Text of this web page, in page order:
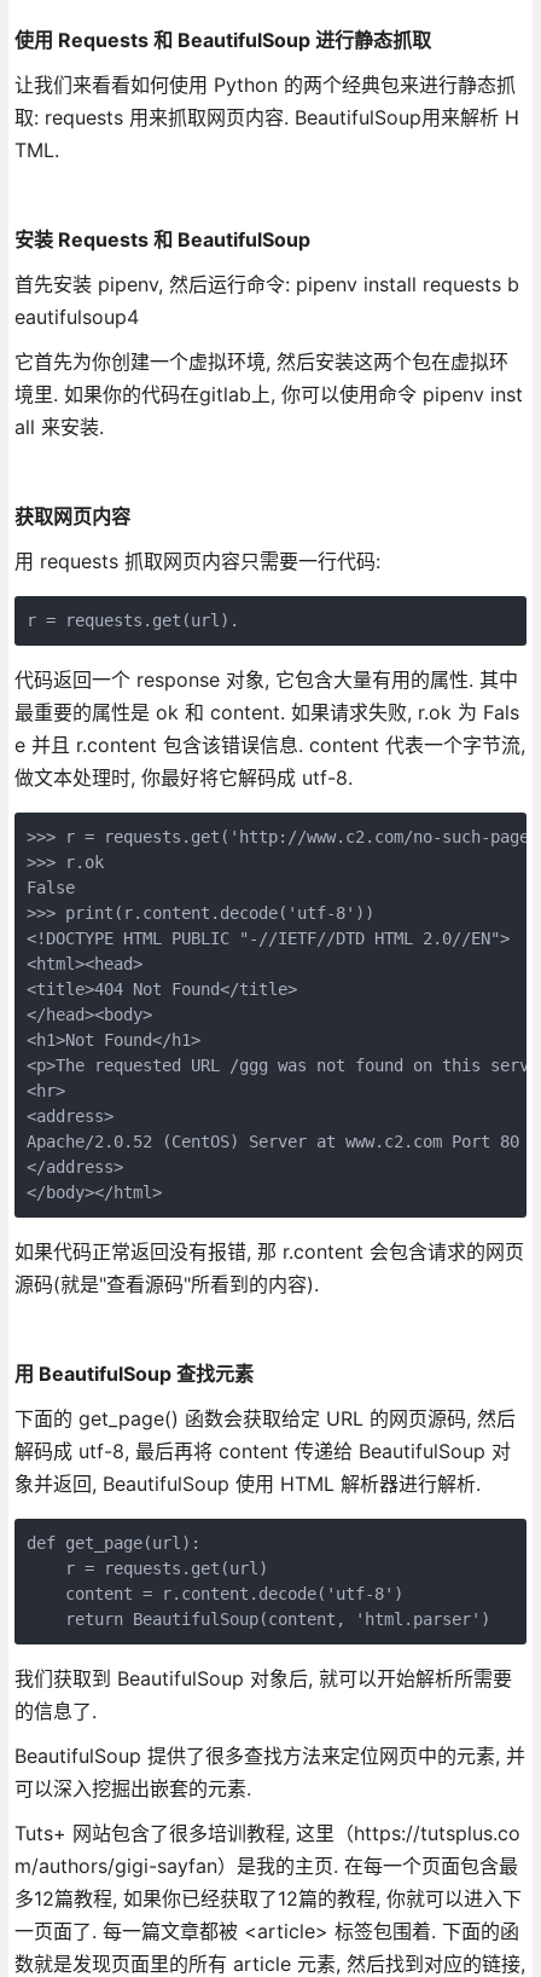
使用 Requests 和 BeautifulSoup 进行静态抓取
让我们来看看如何使用 Python 的两个经典包来进行静态抓
取: requests 用来抓取网页内容. BeautifulSoup用来解析 H
TML.
安装 Requests 和 BeautifulSoup
首先安装 pipenv, 然后运行命令: pipenv install requests b
eautifulsoup4
它首先为你创建一个虚拟环境, 然后安装这两个包在虚拟环
境里. 如果你的代码在gitlab上, 你可以使用命令 pipenv inst
all 来安装.
获取网页内容
用 requests 抓取网页内容只需要一行代码:
r = requests.get(url).
代码返回一个 response 对象, 它包含大量有用的属性. 其中
最重要的属性是 ok 和 content. 如果请求失败, r.ok 为 Fals
e 并且 r.content 包含该错误信息. content 代表一个字节流,
做文本处理时, 你最好将它解码成 utf-8.
>>> r = requests.get('http://www.c2.com/no-such-
>>> r.ok
False
>>> print(r.content.decode('utf-8'))
<!DOCTYPE HTML PUBLIC "-//IETF//DTD HTML 2.0//EN">
<html><head>
<title>404 Not Found</title>
</head><body>
<h1>Not Found</h1>
<p>The requested URL /ggg was not found on this
<hr>
<address>
Apache/2.0.52 (CentOS) Server at www.c2.com Port 80
</address>
</body></html>
如果代码正常返回没有报错, 那 r.content 会包含请求的网页
源码(就是"查看源码"所看到的内容).
用 BeautifulSoup 查找元素
下面的 get_page() 函数会获取给定 URL 的网页源码, 然后
解码成 utf-8, 最后再将 content 传递给 BeautifulSoup 对
象并返回, BeautifulSoup 使用 HTML 解析器进行解析.
def get_page(url):
    r = requests.get(url)
    content = r.content.decode('utf-8')
    return BeautifulSoup(content, 'html.parser')
我们获取到 BeautifulSoup 对象后, 就可以开始解析所需要
的信息了.
BeautifulSoup 提供了很多查找方法来定位网页中的元素, 并
可以深入挖掘出嵌套的元素.
Tuts+ 网站包含了很多培训教程, 这里（https://tutsplus.co
m/authors/gigi-sayfan）是我的主页. 在每一个页面包含最
多12篇教程, 如果你已经获取了12篇的教程, 你就可以进入下
一页面了. 每一篇文章都被 <article> 标签包围着. 下面的函
数就是发现页面里的所有 article 元素, 然后找到对应的链接,